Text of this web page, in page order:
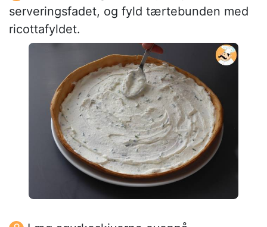
serveringsfadet, og fyld tærtebunden med
ricottafyldet.